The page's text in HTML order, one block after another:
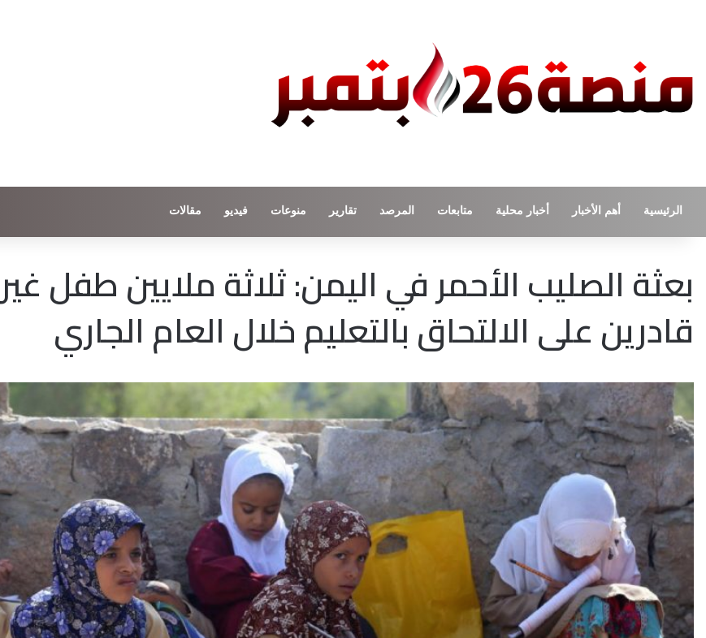
الرئيسية أهم الأخبار أخبار محلية متابعات المرصد تقارير منوعات فيديو مقالات
بعثة الصليب الأحمر في اليمن: ثلاثة ملايين طفل غير
قادرين على الالتحاق بالتعليم خلال العام الجاري